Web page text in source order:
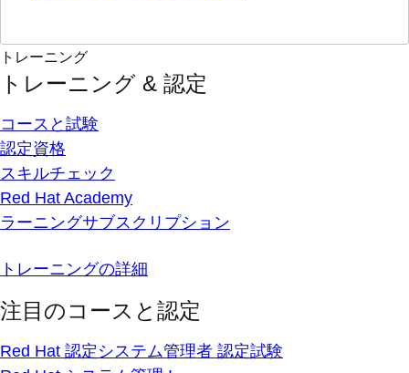
トレーニング
トレーニング & 認定
コースと試験
認定資格
スキルチェック
Red Hat Academy
ラーニングサブスクリプション
トレーニングの詳細
注目のコースと認定
Red Hat 認定システム管理者 認定試験